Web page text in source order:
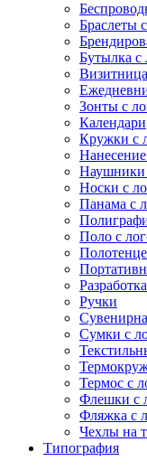
Браслеты
Бутылка с
Зонты с
Календари
Кружки с
Наушники
Носки с
Панама с
Поло с
Ручки
Сумки с
Термос с
Флешки с
Фляжка с
Чехлы на
Типография